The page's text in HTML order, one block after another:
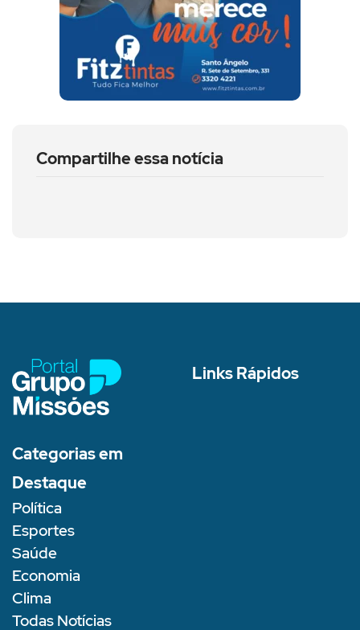
Compartilhe essa notícia
Links Rápidos
Categorias em
Destaque
Política
Esportes
Saúde
Economia
Clima
Todas Notícias